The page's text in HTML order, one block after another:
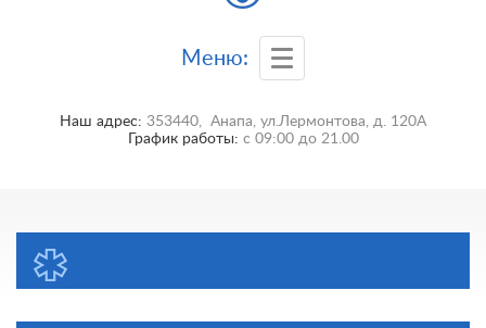
Меню:
Наш адрес: 353440, Анапа, ул.Лермонтова, д. 120А
График работы: с 09:00до 21.00